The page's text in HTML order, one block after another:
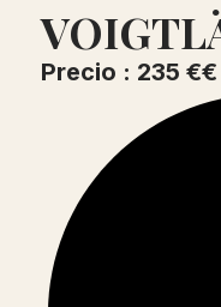
Precio : 235 €€